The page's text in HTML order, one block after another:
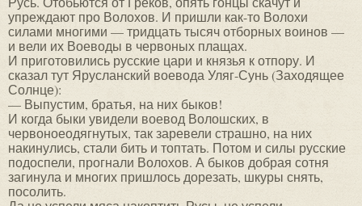
упреждают про Волохов. И пришли как-то Волохи
силами многими — тридцать тысяч отборных воинов —
и вели их Воеводы в червоных плащах.
И приготовились русские цари и князья к отпору. И
сказал тут Ярусланский воевода Уляг-Сунь (Заходящее
Солнце):
— Выпустим, братья, на них быков!
И когда быки увидели воевод Волошских, в
червоноеодягнутых, так заревели страшно, на них
накинулись, стали бить и топтать. Потом и силы русские
подоспели, прогнали Волохов. А быков добрая сотня
загинула и многих пришлось дорезать, шкуры снять,
посолить.